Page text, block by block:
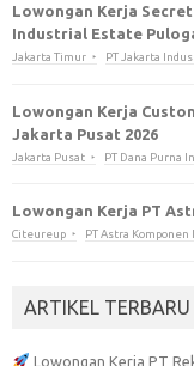
Lowongan Kerja
Industrial Estate
Jakarta Timur PT Jakarta
Lowongan Kerja
Jakarta Pusat 2026
Jakarta Pusat PT Dana Purna
Lowongan Kerja PT
Citeureup PT Astra Komponen
ARTIKEL TERBARU
Lowongan Kerja PT